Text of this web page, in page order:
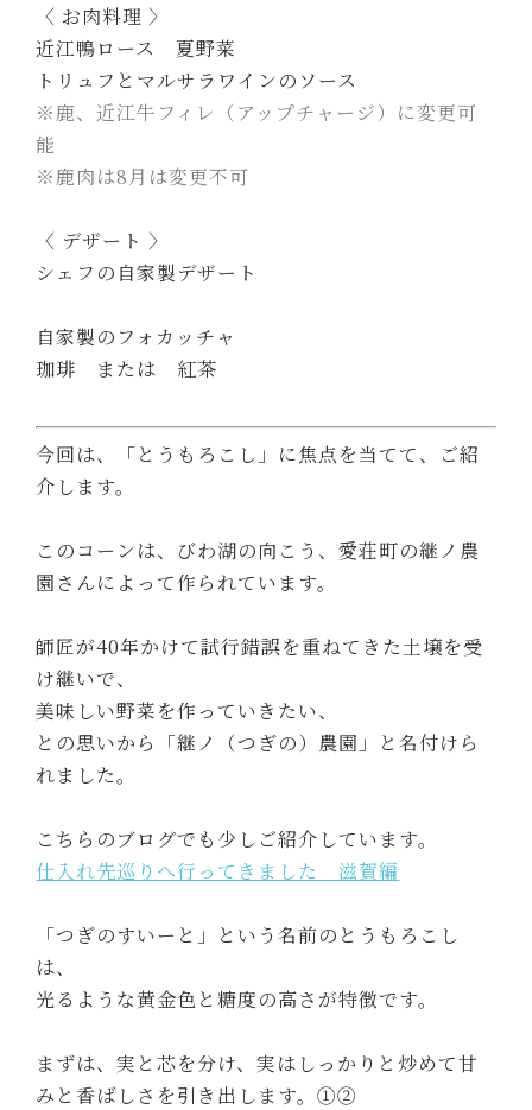
〈 お肉料理 〉
近江鴨ロース 夏野菜
トリュフとマルサラワインのソース
※鹿、近江牛フィレ（アップチャージ）に変更可
能
※鹿肉は8月は変更不可
〈 デザート 〉
シェフの自家製デザート
自家製のフォカッチャ
珈琲 または 紅茶
今回は、「とうもろこし」に焦点を当てて、ご紹
介します。
このコーンは、びわ湖の向こう、愛荘町の継ノ農
園さんによって作られています。
師匠が40年かけて試行錯誤を重ねてきた土壌を受
け継いで、
美味しい野菜を作っていきたい、
との思いから「継ノ（つぎの）農園」と名付けら
れました。
こちらのブログでも少しご紹介しています。
仕入れ先巡りへ行ってきました 滋賀編
「つぎのすいーと」という名前のとうもろこし
は、
光るような黄金色と糖度の高さが特徴です。
まずは、実と芯を分け、実はしっかりと炒めて甘
みと香ばしさを引き出します。①②